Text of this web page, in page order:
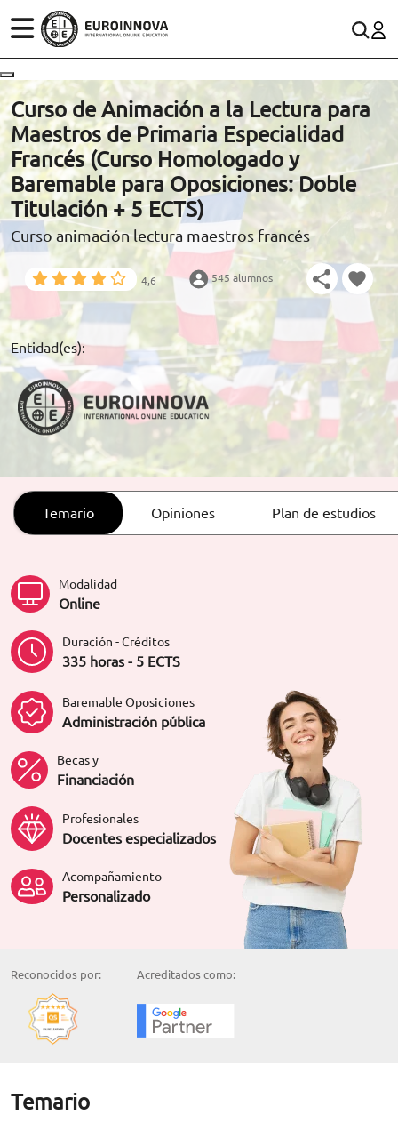
ÁREAS
ESTUDIOS
CONOCE EUROINNOVA
BECAS Y FINANCIACIÓN
RECURSOS EDUCATIVOS
ARTÍCULOS
ORIENTACIÓN LABORAL
CONTACTO
(+34)958 050 200 (gratuito en España)
900 831 200
formacion@euroinnova.com
TRABAJA CON NOSOTROS
Curso de Animación a la Lectura para
Maestros de Primaria Especialidad
Francés (Curso Homologado y
Baremable para Oposiciones: Doble
Titulación + 5 ECTS)
Curso animación lectura maestros francés
4,6 545 alumnos
Entidad(es):
Temario Opiniones Plan de estudios
Modalidad
Online
Duración - Créditos
335 horas - 5 ECTS
Baremable Oposiciones
Administración pública
Becas y
Financiación
Profesionales
Docentes especializados
Acompañamiento
Personalizado
Reconocidos por: Acreditados como:
Temario